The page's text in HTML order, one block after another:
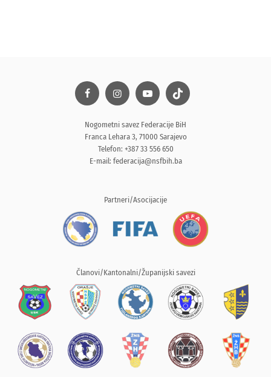
Nogometni savez Federacije BiH
Franca Lehara 3, 71000 Sarajevo
Telefon: +387 33 556 650
E-mail: federacija@nsfbih.ba
Partneri/Asocijacije
Članovi/Kantonalni/Županijski savezi